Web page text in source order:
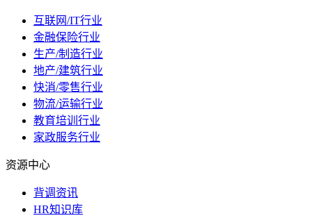
互联网/IT行业
金融保险行业
生产/制造行业
地产/建筑行业
快消/零售行业
物流/运输行业
教育培训行业
家政服务行业
资源中心
背调资讯
HR知识库